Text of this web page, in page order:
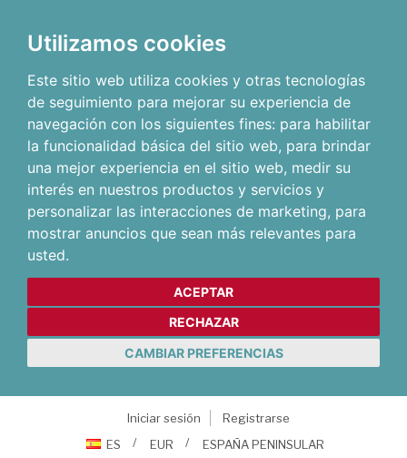
Utilizamos cookies
Este sitio web utiliza cookies y otras tecnologías
de seguimiento para mejorar su experiencia de
navegación con los siguientes fines: para habilitar
la funcionalidad básica del sitio web, para brindar
una mejor experiencia en el sitio web, medir su
interés en nuestros productos y servicios y
personalizar las interacciones de marketing, para
mostrar anuncios que sean más relevantes para
usted.
ACEPTAR
RECHAZAR
CAMBIAR PREFERENCIAS
Iniciar sesión
Registrarse
ES
EUR ESPAÑA PENINSULAR